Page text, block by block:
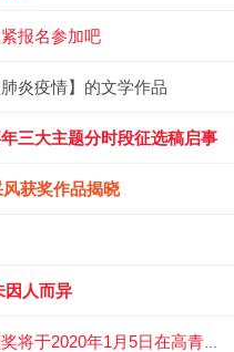
报名参加吧
炎疫情】的文学作品
三大主题分时段征选稿启事
获奖作品揭晓
因人而异
于2020年1月5日在高青举办